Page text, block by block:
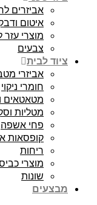
אביזרים
איטום
מוצרי עזר
צבעים
ציוד לבית
אביזרי
חומרי ניקוי
מטאטאים
מטליות
פחי אשפה
קופסאות
ריחות
מוצרי
שונות
מבצעים